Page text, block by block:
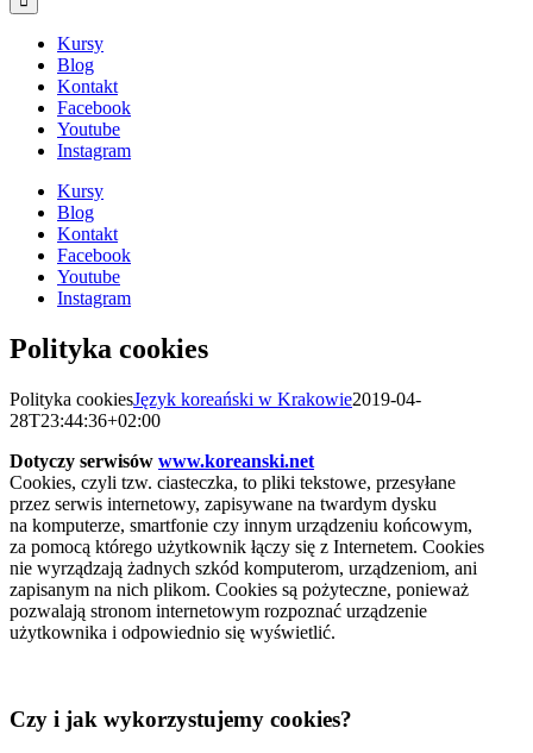
Kursy
Blog
Kontakt
Facebook
Youtube
Instagram
Kursy
Blog
Kontakt
Facebook
Youtube
Instagram
Polityka cookies
Polityka cookiesJęzyk koreański w Krakowie2019-04-
28T23:44:36+02:00
Dotyczy serwisów www.koreanski.net
Cookies, czyli tzw. ciasteczka, to pliki tekstowe, przesyłane
przez serwis internetowy, zapisywane na twardym dysku
na komputerze, smartfonie czy innym urządzeniu końcowym,
za pomocą którego użytkownik łączy się z Internetem. Cookies
nie wyrządzają żadnych szkód komputerom, urządzeniom, ani
zapisanym na nich plikom. Cookies są pożyteczne, ponieważ
pozwalają stronom internetowym rozpoznać urządzenie
użytkownika i odpowiednio się wyświetlić.
Czy i jak wykorzystujemy cookies?